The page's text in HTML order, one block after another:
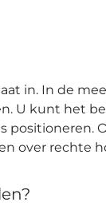
in. In de
U kunt het
positioneren.
over rechte